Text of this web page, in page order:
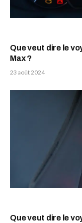
Que veut dire le
Max ?
23 août 2024
Que veut dire le